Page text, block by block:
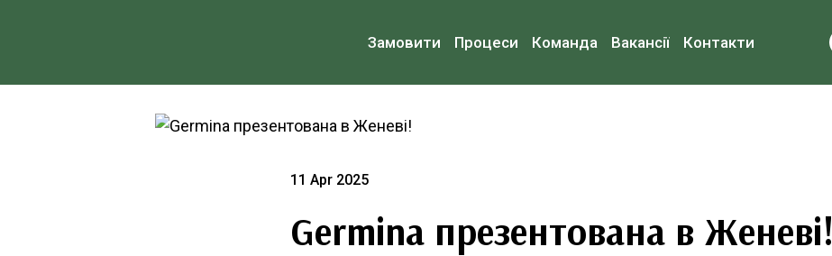
Замовити Процеси Команда Вакансії Контакти
11 Apr 2025
Germina презентована в Женеві!